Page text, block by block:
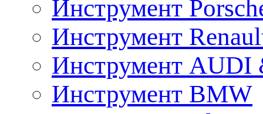
Инструмент
Инструмент
Инструмент AUDI
Инструмент BMW